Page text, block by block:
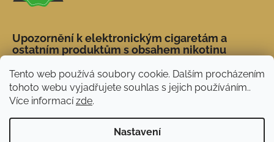
Tento web používá soubory cookie. Dalším procházením
tohoto webu vyjadřujete souhlas s jejich používáním..
Více informacízde.
Nastavení
Upozornění k elektronickým cigaretám a
ostatním produktům s obsahem nikotinu